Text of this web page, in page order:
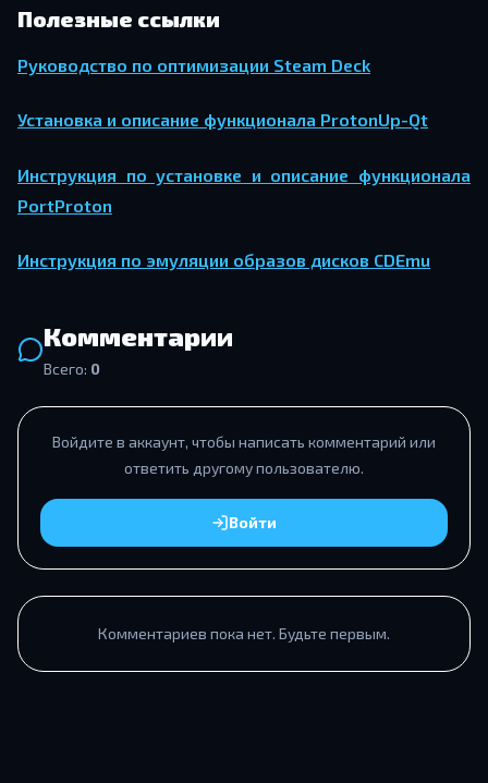
Полезные ссылки
Ру­ко­вод­ство по оп­ти­ми­за­ции Steam Deck
Уста­нов­ка и опи­са­ние функ­ци­о­на­ла ProtonUp-Qt
Ин­струк­ция по уста­нов­ке и опи­са­ние функ­ци­о­на­ла
PortProton
Ин­струк­ция по эму­ля­ции об­ра­зов дис­ков CDEmu
Комментарии
Всего: 0
Войдите в аккаунт, чтобы написать комментарий или
ответить другому пользователю.
Войти
Комментариев пока нет. Будьте первым.